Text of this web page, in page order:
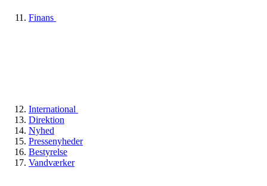
Finans
International
Direktion
Nyhed
Pressenyheder
Bestyrelse
Vandværker